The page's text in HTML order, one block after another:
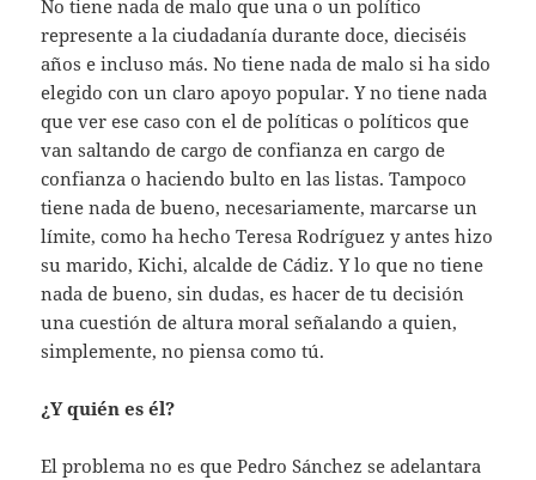
No tiene nada de malo que una o un político
represente a la ciudadanía durante doce, dieciséis
años e incluso más. No tiene nada de malo si ha sido
elegido con un claro apoyo popular. Y no tiene nada
que ver ese caso con el de políticas o políticos que
van saltando de cargo de confianza en cargo de
confianza o haciendo bulto en las listas. Tampoco
tiene nada de bueno, necesariamente, marcarse un
límite, como ha hecho Teresa Rodríguez y antes hizo
su marido, Kichi, alcalde de Cádiz. Y lo que no tiene
nada de bueno, sin dudas, es hacer de tu decisión
una cuestión de altura moral señalando a quien,
simplemente, no piensa como tú.
¿Y quién es él?
El problema no es que Pedro Sánchez se adelantara